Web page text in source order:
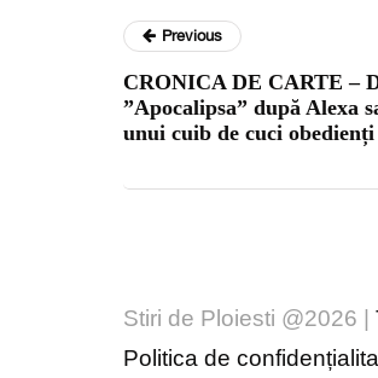
Previous
CRONICA DE CARTE –
”Apocalipsa” după Alexa
unui cuib de cuci
Stiri de Ploiesti @2026 |
Politica de